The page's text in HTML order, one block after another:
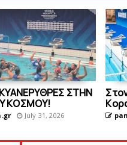
ΣΤΗΝ
ΚOΣΜΟΥ!
July 31, 2026